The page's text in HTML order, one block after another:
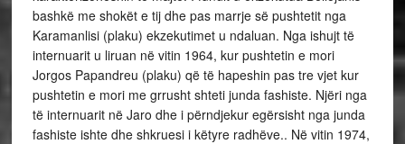
bashkë me shokët e tij dhe pas marrje së pushtetit nga
Karamanlisi (plaku) ekzekutimet u ndaluan. Nga ishujt të
internuarit u liruan në vitin 1964, kur pushtetin e mori
Jorgos Papandreu (plaku) që të hapeshin pas tre vjet kur
pushtetin e mori me grrusht shteti junda fashiste. Njëri nga
të internuarit në Jaro dhe i përndjekur egërsisht nga junda
fashiste ishte dhe shkruesi i këtyre radhëve.. Në vitin 1974,